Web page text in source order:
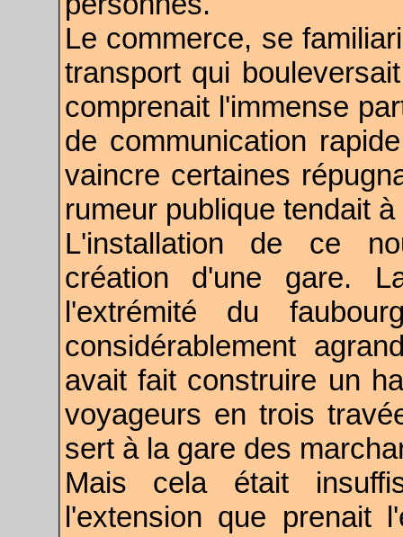
Le commerce, se
transport qui
comprenait l'immense
de communication
vaincre certaines
rumeur publique tendait
L'installation de ce
création d'une gare.
l'extrémité du
considérablement
avait fait construire un
voyageurs en trois
sert à la gare des
Mais cela était
l'extension que prenait